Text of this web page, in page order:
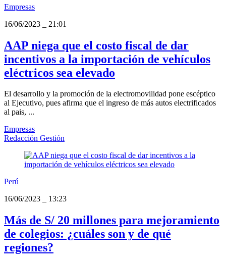
Empresas
16/06/2023
21:01
AAP niega que el costo fiscal de dar
incentivos a la importación de vehículos
eléctricos sea elevado
El desarrollo y la promoción de la electromovilidad pone escéptico
al Ejecutivo, pues afirma que el ingreso de más autos electrificados
al pais, ...
Empresas
Redacción Gestión
Perú
16/06/2023
13:23
Más de S/ 20 millones para mejoramiento
de colegios: ¿cuáles son y de qué
regiones?